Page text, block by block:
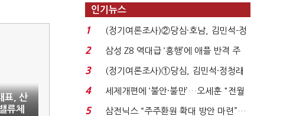
표, 산
류체
인기뉴스
1
(정기여론조사)②당심·호남, 김민석-정
청래 '초접전'...
2
삼성 Z8 역대급 ‘흥행’에 애플 반격 주
목…9월 ‘폴...
3
(정기여론조사)①당심, 김민석·정청래
'초접전'…대통령 ...
4
세제개편에 ‘불안·불만’…오세훈 "전월
세 구하기 더 ...
5
삼전닉스 “주주환원 확대 방안 마련”…